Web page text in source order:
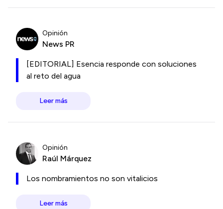
Opinión
News PR
[EDITORIAL] Esencia responde con soluciones
al reto del agua
Leer más
Opinión
Raúl Márquez
Los nombramientos no son vitalicios
Leer más